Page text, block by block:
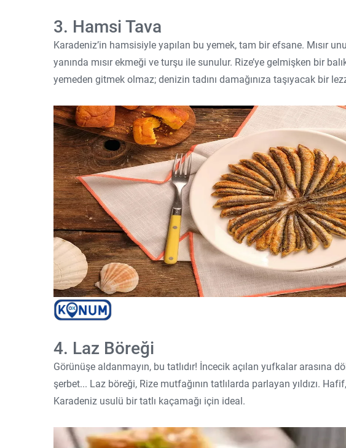
3. Hamsi Tava
Karadeniz’in hamsisiyle yapılan bu yemek, tam bir efsane. Mısır
yanında mısır ekmeği ve turşu ile sunulur. Rize’ye gelmişken bir
yemeden gitmek olmaz; denizin tadını damağınıza taşıyacak bir
4. Laz Böreği
Görünüşe aldanmayın, bu tatlıdır! İncecik açılan yufkalar arasına
şerbet... Laz böreği, Rize mutfağının tatlılarda parlayan yıldızı.
Karadeniz usulü bir tatlı kaçamağı için ideal.